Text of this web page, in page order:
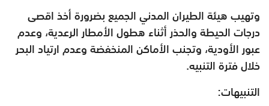
وتهيب هيئة الطيران المدني الجميع بضرورة أخذ اقصى
درجات الحيطة والحذر أثناء هطول الأمطار الرعدية، وعدم
عبور الأودية، وتجنب الأماكن المنخفضةوعدم ارتياد البحر
خلال فترة التنبيه.
التنبيهات: